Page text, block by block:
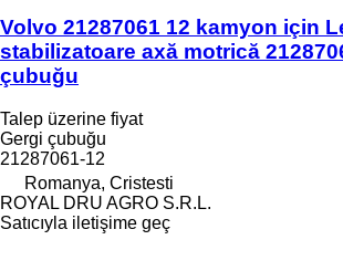
Volvo 21287061 12 kamyon için
stabilizatoare axă motrică
çubuğu
Talep üzerine fiyat
Gergi çubuğu
21287061-12
Romanya, Cristesti
ROYAL DRU AGRO S.R.L.
Satıcıyla iletişime geç